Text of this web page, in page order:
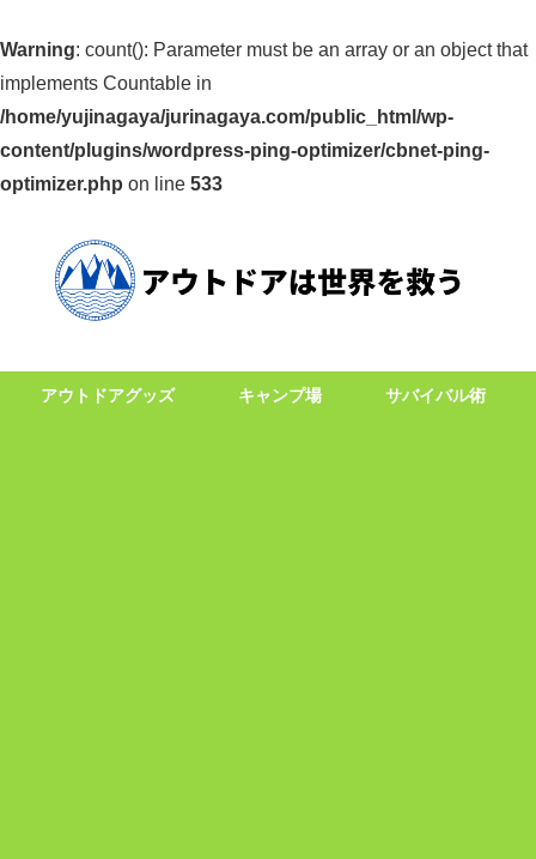
Warning: count(): Parameter must be an array or an object that
implements Countable in
/home/yujinagaya/jurinagaya.com/public_html/wp-
content/plugins/wordpress-ping-optimizer/cbnet-ping-
optimizer.php on line 533
アウトドアグッズ キャンプ場 サバイバル術